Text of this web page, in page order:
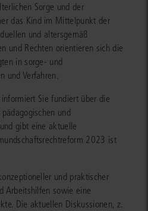
Sorge und der
das Kind im Mittelpunkt der
und altersgemäß
und Rechten orientieren sich die
in sorge- und
und Verfahren.
Sie fundiert über die
und
gibt eine aktuelle
2023 ist
und praktischer
Arbeitshilfen sowie eine
Die aktuellen Diskussionen, z.